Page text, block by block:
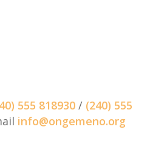
555 818930 / (240) 555
info@ongemeno.org